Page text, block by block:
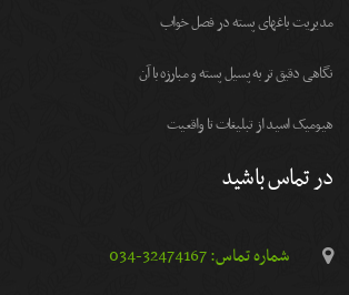
مديريت باغهای پسته در فصل خواب
نگاهی دقیق تر به پسیل پسته و مبارزه با آن
هیومیک اسید از تبلیغات تا واقعیت
در تماس باشید
شماره تماس: 32474167-034